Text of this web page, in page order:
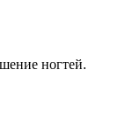
ногтей.